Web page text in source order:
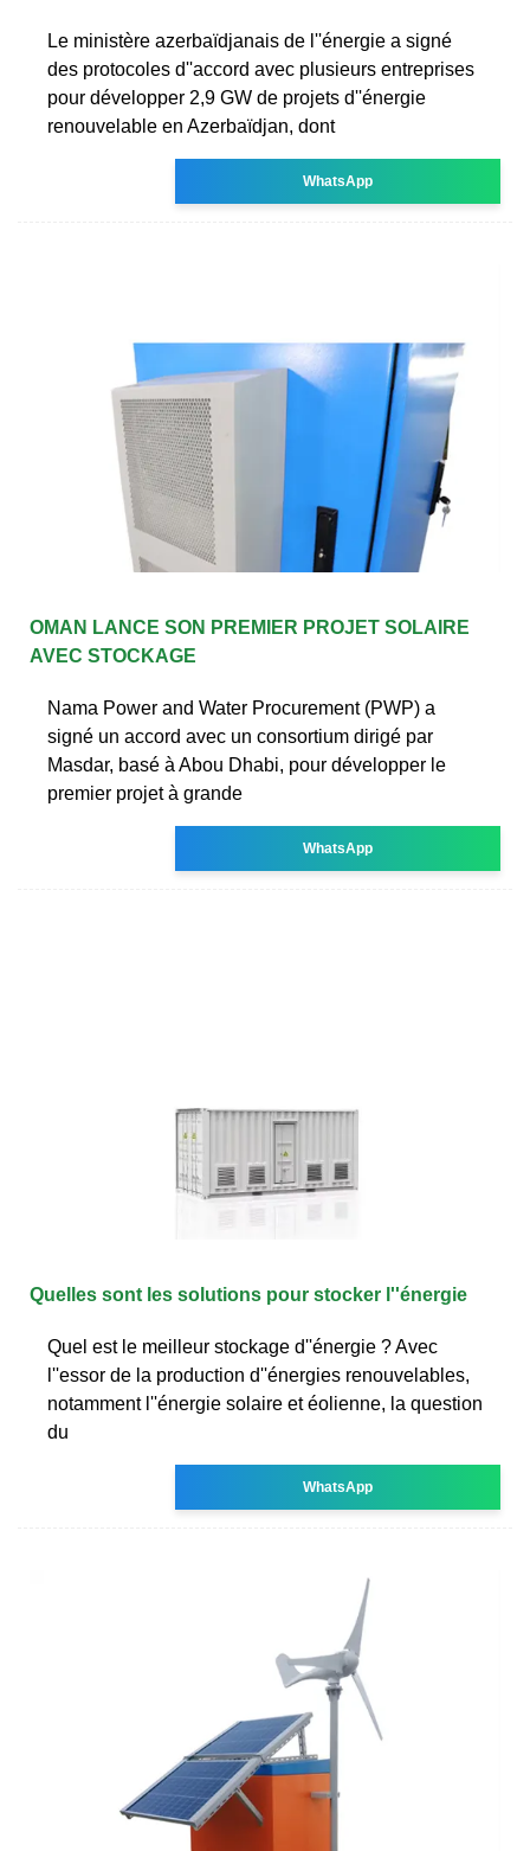
Le ministère azerbaïdjanais de l''énergie a signé
des protocoles d''accord avec plusieurs entreprises
pour développer 2,9 GW de projets d''énergie
renouvelable en Azerbaïdjan, dont
WhatsApp
OMAN LANCE SON PREMIER PROJET SOLAIRE
AVEC STOCKAGE
Nama Power and Water Procurement (PWP) a
signé un accord avec un consortium dirigé par
Masdar, basé à Abou Dhabi, pour développer le
premier projet à grande
WhatsApp
Quelles sont les solutions pour stocker l''énergie
Quel est le meilleur stockage d''énergie ? Avec
l''essor de la production d''énergies renouvelables,
notamment l''énergie solaire et éolienne, la question
du
WhatsApp